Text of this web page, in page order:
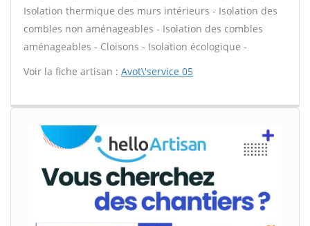
Isolation thermique des murs intérieurs - Isolation des
combles non aménageables - Isolation des combles
aménageables - Cloisons - Isolation écologique -
Voir la fiche artisan : Avot\'service 05